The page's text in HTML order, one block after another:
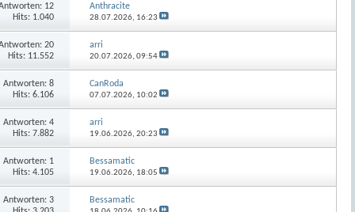
12
Hits: 1.040
Anthracite
28.07.2026, 16:23
20
Hits: 11.552
arri
20.07.2026,09:54
Antworten: 8
Hits: 6.106
CanRoda
07.07.2026, 10:02
Antworten: 4
Hits: 7.882
arri
19.06.2026,20:23
Antworten: 1
Hits: 4.105
Bessamatic
19.06.2026, 18:05
Antworten: 3
Bessamatic